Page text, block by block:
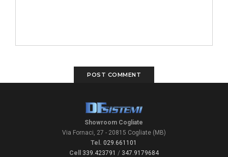
Showroom Cogliate
Via Fornaci, 27 - 20815 Cogliate (MB)
Tel. 029.661101
Cell
339.423791 / 347.9179684